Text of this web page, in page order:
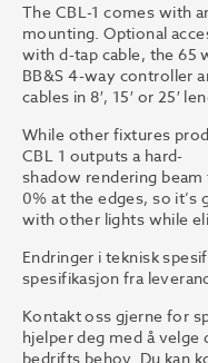
The CBL-1 comes with
mounting. Optional
with d-tap cable, the 65
BB&S 4-way controller
cables in 8′, 15′ or 25′
While other fixtures pr
CBL 1 outputs a hard-
shadow rendering beam
0% at the edges, so it’s
with other lights while
Endringer i teknisk
spesifikasjon fra
Kontakt oss gjerne for
hjelper deg med å
bedrifts behov. Du kan